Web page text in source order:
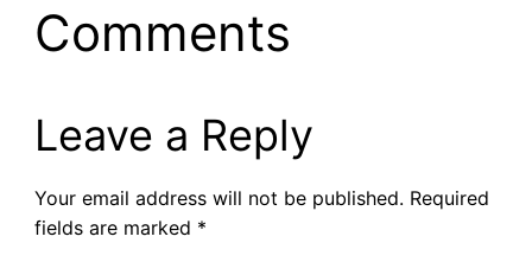
Comments
Leave a Reply
Your email address will not be published. Required
fields are marked *